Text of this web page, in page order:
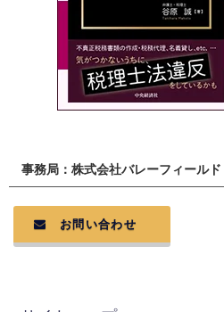
事務局：株式会社バレーフィールド
お問い合わせ